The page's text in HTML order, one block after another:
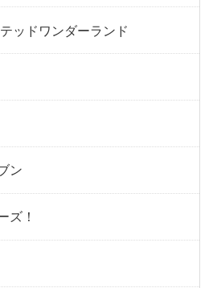
ッドワンダーランド
ン
ズ！